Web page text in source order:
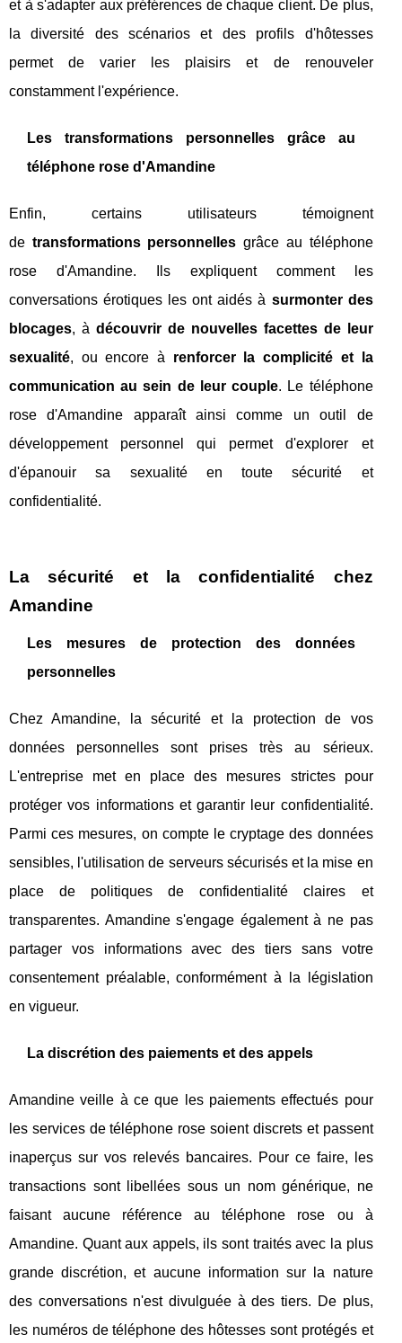
et à s'adapter aux préférences de chaque client. De plus,
la diversité des scénarios et des profils d'hôtesses
permet de varier les plaisirs et de renouveler
constamment l'expérience.
Les transformations personnelles grâce au
téléphone rose d'Amandine
Enfin, certains utilisateurs témoignent
de transformations personnelles grâce au téléphone
rose d'Amandine. Ils expliquent comment les
conversations érotiques les ont aidés à surmonter des
blocages, à découvrir de nouvelles facettes de leur
sexualité, ou encore à renforcer la complicité et la
communication au sein de leur couple. Le téléphone
rose d'Amandine apparaît ainsi comme un outil de
développement personnel qui permet d'explorer et
d'épanouir sa sexualité en toute sécurité et
confidentialité.
La sécurité et la confidentialité chez
Amandine
Les mesures de protection des données
personnelles
Chez Amandine, la sécurité et la protection de vos
données personnelles sont prises très au sérieux.
L'entreprise met en place des mesures strictes pour
protéger vos informations et garantir leur confidentialité.
Parmi ces mesures, on compte le cryptage des données
sensibles, l'utilisation de serveurs sécurisés et la mise en
place de politiques de confidentialité claires et
transparentes. Amandine s'engage également à ne pas
partager vos informations avec des tiers sans votre
consentement préalable, conformément à la législation
en vigueur.
La discrétion des paiements et des appels
Amandine veille à ce que les paiements effectués pour
les services de téléphone rose soient discrets et passent
inaperçus sur vos relevés bancaires. Pour ce faire, les
transactions sont libellées sous un nom générique, ne
faisant aucune référence au téléphone rose ou à
Amandine. Quant aux appels, ils sont traités avec la plus
grande discrétion, et aucune information sur la nature
des conversations n'est divulguée à des tiers. De plus,
les numéros de téléphone des hôtesses sont protégés et